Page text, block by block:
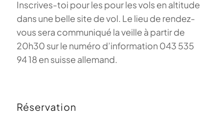
Inscrives-toi pour les pour les vols en altitude
dans une belle site de vol. Le lieu de rendez-
vous sera communiqué la veille à partir de
20h30 sur le numéro d’information 043 535
94 18 en suisse allemand.
Réservation